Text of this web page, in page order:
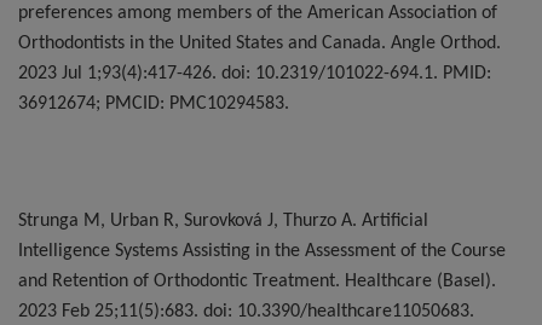
preferences among members of the American Association of
Orthodontists in the United States and Canada. Angle Orthod.
2023 Jul 1;93(4):417-426. doi: 10.2319/101022-694.1. PMID:
36912674; PMCID: PMC10294583.
Strunga M, Urban R, Surovková J, Thurzo A. Artificial
Intelligence Systems Assisting in the Assessment of the Course
and Retention of Orthodontic Treatment. Healthcare (Basel).
2023 Feb 25;11(5):683. doi: 10.3390/healthcare11050683.